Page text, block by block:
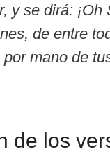
y se dirá:
de entre
por mano de
de los